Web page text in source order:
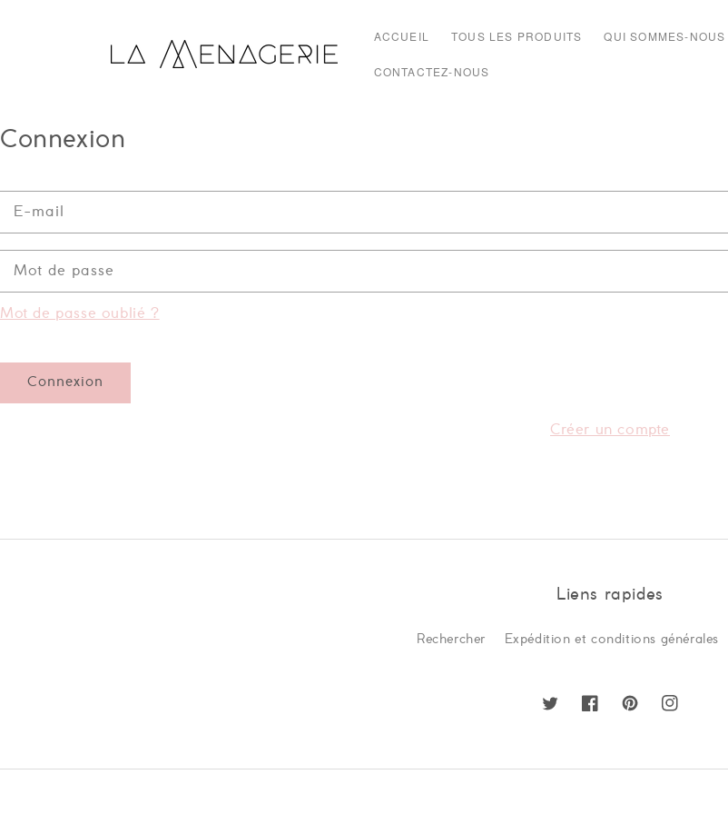
ACCUEIL TOUS LES PRODUITS QUI SOMMES-NOUS
CONTACTEZ-NOUS
Connexion
E-mail
Mot de passe
Mot de passe oublié ?
Connexion
Créer un compte
Liens rapides
Rechercher Expédition et conditions générales
TwitterFacebookPinterestInstagram